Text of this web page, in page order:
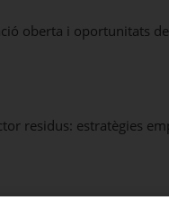
oberta i oportunitats
residus: estratègies